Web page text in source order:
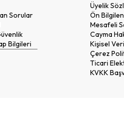
Sorular
Bilgileri
Üyelik
Ön
Mesafeli
Cayma
Kişisel
Çerez
Ticari
KVKK